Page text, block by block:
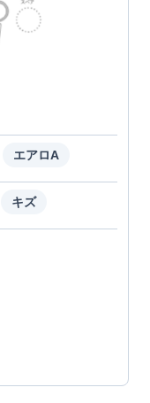
エアロA
キズ